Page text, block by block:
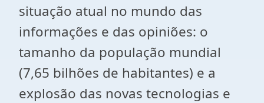
situação atual no mundo das
informações e das opiniões: o
tamanho da população mundial
(7,65 bilhões de habitantes) e a
explosão das novas tecnologias e